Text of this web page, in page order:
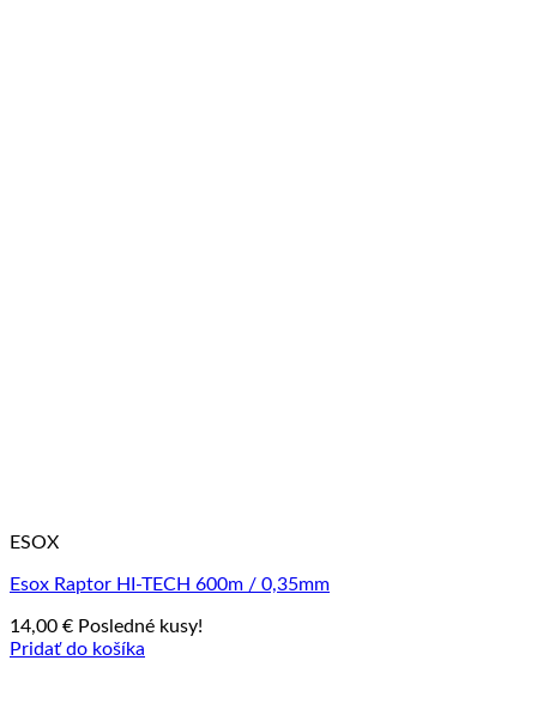
ESOX
Esox Raptor HI-TECH 600m / 0,35mm
14,00 € Posledné kusy!
Pridať do košíka